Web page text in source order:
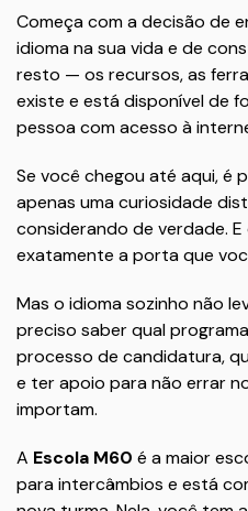
Começa com a decisão de
idioma na sua vida e de
resto — os recursos, as
existe e está disponível de
pessoa com acesso à
Se você chegou até aqui, é
apenas uma curiosidade
considerando de verdade.
exatamente a porta que
Mas o idioma sozinho não
preciso saber qual
processo de candidatura,
e ter apoio para não errar
importam.
A Escola M60 é a maior
para intercâmbios e está